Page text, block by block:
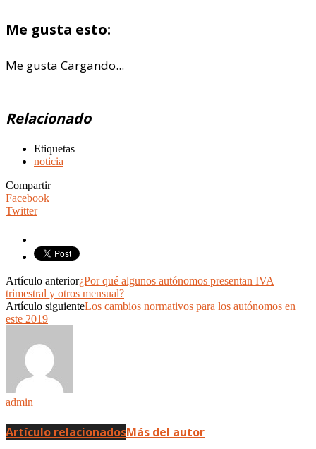
Me gusta esto:
Me gusta Cargando...
Relacionado
Etiquetas
noticia
Compartir
Facebook
Twitter
Artículo anterior¿Por qué algunos autónomos presentan IVA
trimestral y otros mensual?
Artículo siguienteLos cambios normativos para los autónomos en
este 2019
admin
Artículo relacionadosMás del autor